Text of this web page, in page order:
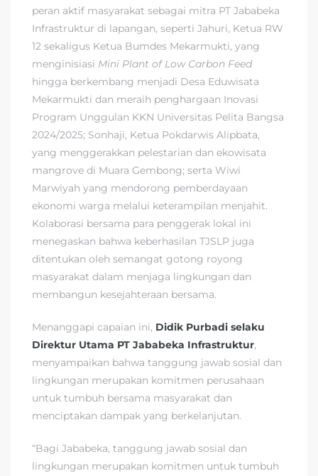
peran aktif masyarakat sebagai mitra PT Jababeka
Infrastruktur di lapangan, seperti Jahuri, Ketua RW
12 sekaligus Ketua Bumdes Mekarmukti, yang
menginisiasi Mini Plant of Low Carbon Feed
hingga berkembang menjadi Desa Eduwisata
Mekarmukti dan meraih penghargaan Inovasi
Program Unggulan KKN Universitas Pelita Bangsa
2024/2025; Sonhaji, Ketua Pokdarwis Alipbata,
yang menggerakkan pelestarian dan ekowisata
mangrove di Muara Gembong; serta Wiwi
Marwiyah yang mendorong pemberdayaan
ekonomi warga melalui keterampilan menjahit.
Kolaborasi bersama para penggerak lokal ini
menegaskan bahwa keberhasilan TJSLP juga
ditentukan oleh semangat gotong royong
masyarakat dalam menjaga lingkungan dan
membangun kesejahteraan bersama.
Menanggapi capaian ini, Didik Purbadi selaku
Direktur Utama PT Jababeka Infrastruktur,
menyampaikan bahwa tanggung jawab sosial dan
lingkungan merupakan komitmen perusahaan
untuk tumbuh bersama masyarakat dan
menciptakan dampak yang berkelanjutan.
“Bagi Jababeka, tanggung jawab sosial dan
lingkungan merupakan komitmen untuk tumbuh